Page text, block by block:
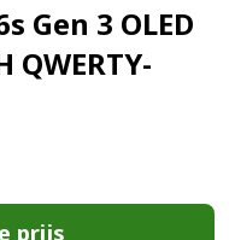
Gen 3 OLED
QWERTY-
prijs